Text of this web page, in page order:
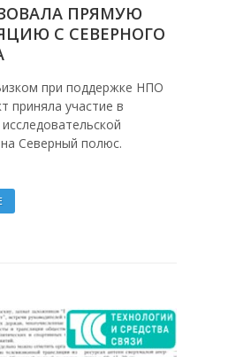
ПРЯМУЮ
С СЕВЕРНОГО
при поддержке НПО
приняла участие в
Северный полюс.